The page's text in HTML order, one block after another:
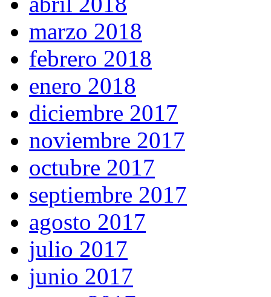
marzo 2018
febrero 2018
enero 2018
diciembre 2017
noviembre 2017
octubre 2017
septiembre 2017
agosto 2017
julio 2017
junio 2017